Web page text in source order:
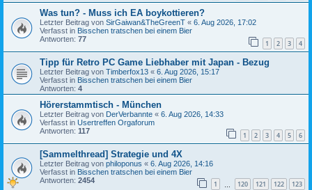
Was tun? - Muss ich EA boykottieren?
Letzter Beitrag von SirGaiwan&TheGreenT « 6. Aug 2026, 17:02
Verfasst in Bisschen tratschen bei einem Bier
Antworten: 77 1 2 3 4
Tipp für Retro PC Game Liebhaber mit Japan - Bezug
Letzter Beitrag von Timberfox13 « 6. Aug 2026, 15:17
Verfasst in Bisschen tratschen bei einem Bier
Antworten: 4
Hörerstammtisch - München
Letzter Beitrag von DerVerbannte « 6. Aug 2026, 14:33
Verfasst in Usertreffen Orgaforum
Antworten: 117 1 2 3 4 5 6
[Sammelthread] Strategie und 4X
Letzter Beitrag von philoponus « 6. Aug 2026, 14:16
Verfasst in Bisschen tratschen bei einem Bier
Antworten: 2454 1 120 121 122 123